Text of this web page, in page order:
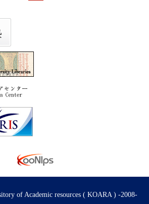
of Academic resources ( KOARA ) -2008-